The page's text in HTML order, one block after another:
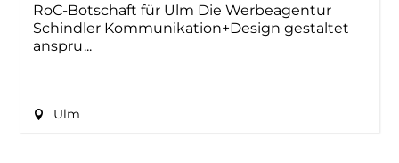
RoC-Botschaft für Ulm Die Werbeagentur
Schindler Kommunikation+Design gestaltet
anspru
Ulm